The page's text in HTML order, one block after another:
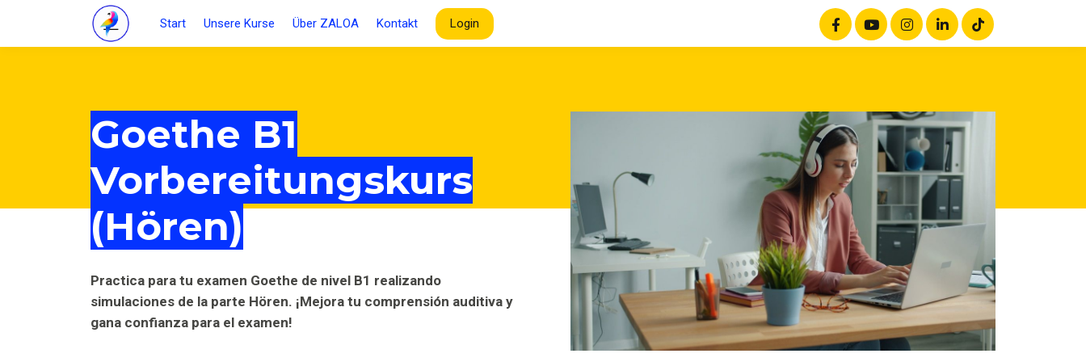
Start Unsere Kurse Über ZALOA Kontakt Login
Goethe B1
Vorbereitungskurs
(Hören)
Practica para tu examen Goethe de nivel B1 realizando
simulaciones de la parte Hören. ¡Mejora tu comprensión auditiva y
gana confianza para el examen!